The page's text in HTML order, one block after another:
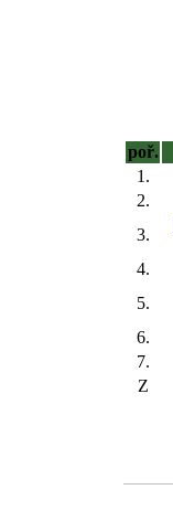
poř.
1.
2.
3.
4.
5.
6.
7.
Z